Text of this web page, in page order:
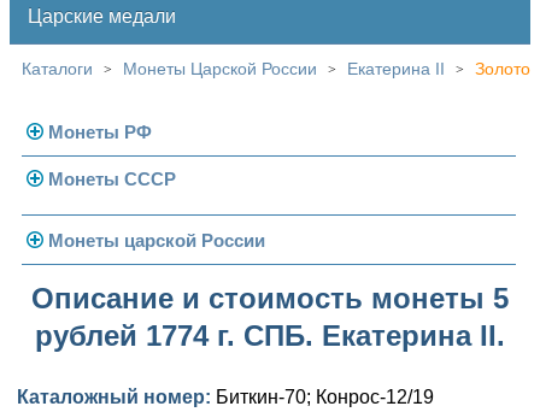
Царские медали
Каталоги > Монеты Царской России > Екатерина II > Золото
Монеты РФ
Современная Россия
Монеты 1991-1993 гг.
Монеты СССР
Погодовка СССР
Монеты 1958 года
Золотые червонцы
Памятные и юбилейные
Монеты царской России
Николай II (1894-1917)
Золото
Серебро
Александр III (1881-1894)
Золото
Александр II (1855-1881)
Описание и стоимость монеты 5
рублей 1774 г. СПБ. Екатерина II.
Каталожный номер: Биткин-70; Конрос-12/19